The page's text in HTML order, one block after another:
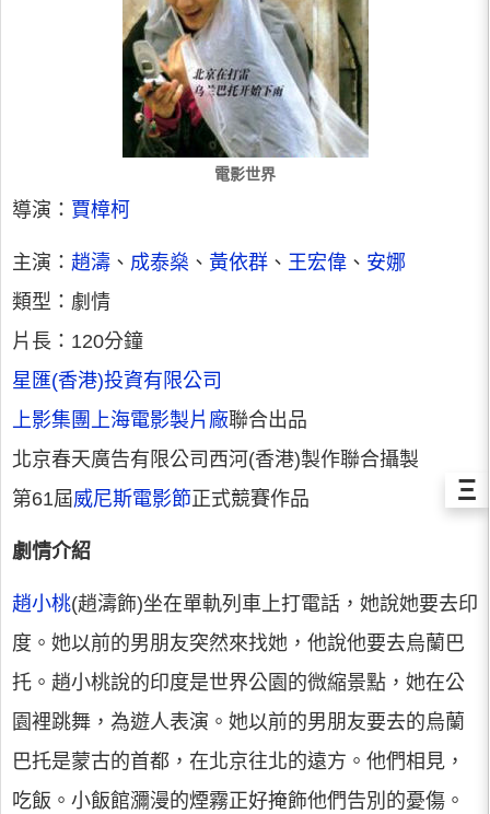
電影世界
導演： 賈樟柯
主演： 趙濤 、 成泰燊 、 黃依群 、 王宏偉 、 安娜
類型：劇情
片長：120分鐘
星匯(香港)投資有限公司
上影集團上海電影製片廠聯合出品
北京春天廣告有限公司西河(香港)製作聯合攝製
第61屆威尼斯電影節正式競賽作品
劇情介紹
趙小桃(趙濤飾)坐在單軌列車上打電話，她說她要去印
度。她以前的男朋友突然來找她，他說他要去烏蘭巴
托。趙小桃說的印度是世界公園的微縮景點，她在公
園裡跳舞，為遊人表演。她以前的男朋友要去的烏蘭
巴托是蒙古的首都，在北京往北的遠方。他們相見，
吃飯。小飯館瀰漫的煙霧正好掩飾他們告別的憂傷。
Ξ